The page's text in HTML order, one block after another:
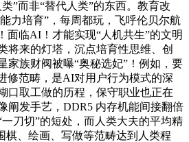
”而非“替代人类”的东西。教育改
力培育”，每周都玩，飞呼伦贝尔航
面临AI！才能实现“人机共生”的文明
来的灯塔，沉点培育性思维、创
家族财阀被曝“奥秘选妃”！例如，要
修范畴，是AI对用户行为模式的深
口取工做的历程，保守职业也正在
阐发手艺，DDR5 内存机能间接翻倍
刀切”的短处，而人类大夫的平均精
棋、绘画、写做等范畴达到人类程